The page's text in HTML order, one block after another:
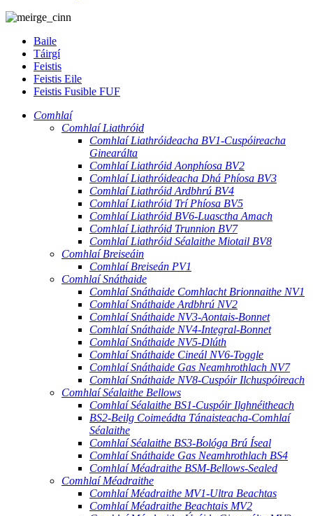
Baile
Táirgí
Feistis
Feistis Eile
Feistis Fusible FUF
Comhlaí
Comhlaí Liathróid
Comhlaí Liathróideacha BV1-Cuspóireacha
Ginearálta
Comhlaí Liathróid Aonphíosa BV2
Comhlaí Liathróideacha Dhá Phíosa BV3
Comhlaí Liathróid Ardbhrú BV4
Comhlaí Liathróid Trí Phíosa BV5
Comhlaí Liathróid BV6-Luasctha Amach
Comhlaí Liathróid Trunnion BV7
Comhlaí Liathróid Séalaithe Miotail BV8
Comhlaí Breiseáin
Comhlaí Breiseán PV1
Comhlaí Snáthaide
Comhlaí Snáthaide Comhlacht Brionnaithe NV1
Comhlaí Snáthaide Ardbhrú NV2
Comhlaí Snáthaide NV3-Aontais-Bonnet
Comhlaí Snáthaide NV4-Integral-Bonnet
Comhlaí Snáthaide NV5-Dlúth
Comhlaí Snáthaide Cineál NV6-Toggle
Comhlaí Snáthaide Gas Neamhrothlach NV7
Comhlaí Snáthaide NV8-Cuspóir Ilchuspóireach
Comhlaí Séalaithe Bellows
Comhlaí Séalaithe BS1-Cuspóir Ilghnéitheach
BS2-Beilg Coimeádta Tánaisteacha-Comhlaí
Séalaithe
Comhlaí Séalaithe BS3-Bológa Brú Íseal
Comhlaí Snáthaide Gas Neamhrothlach BS4
Comhlaí Méadraithe BSM-Bellows-Sealed
Comhlaí Méadraithe
Comhlaí Méadraithe MV1-Ultra Beachtas
Comhlaí Méadraithe Beachtais MV2